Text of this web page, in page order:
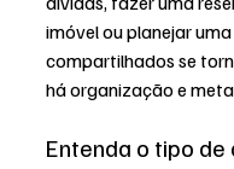
imóvel ou planejar
compartilhados se
há organização e
Entenda o tipo de